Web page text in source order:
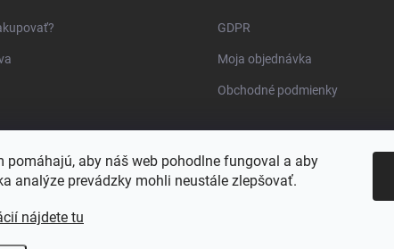
pomáhajú, aby náš web pohodlne fungoval a aby
analýze prevádzky mohli neustále zlepšovať.
nájdete tu
GDPR
Moja objednávka
Obchodné podmienky